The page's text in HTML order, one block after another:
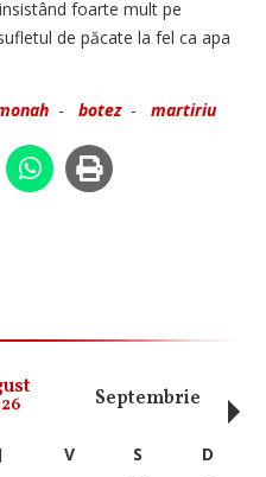
foarte mult pe
de păcate la fel ca apa
- botez- martiriu
Septembrie
J V S
D